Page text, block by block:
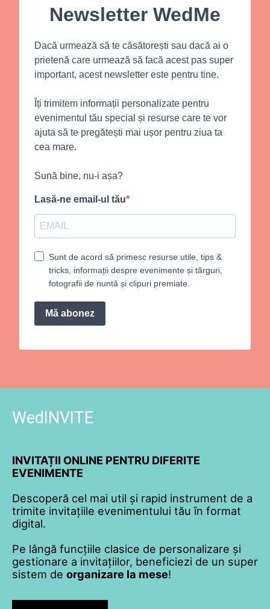
Newsletter WedMe
Dacă urmează să te căsătorești sau dacă ai o
prietenă care urmează să facă acest pas super
important, acest newsletter este pentru tine.
Îți trimitem informații personalizate pentru
evenimentul tău special și resurse care te vor
ajuta să te pregătești mai ușor pentru ziua ta
cea mare.
Sună bine, nu-i așa?
Lasă-ne email-ul tău
Sunt de acord să primesc resurse utile, tips &
tricks, informații despre evenimente și târguri,
fotografii de nuntă și clipuri premiate.
Mă abonez
WedINVITE
INVITAȚII ONLINE PENTRU DIFERITE
EVENIMENTE
Descoperă cel mai util și rapid instrument de a
trimite invitațiile evenimentului tău în format
digital.
Pe lângă funcțiile clasice de personalizare și
gestionare a invitațiilor, beneficiezi de un super
sistem de organizare la mese!